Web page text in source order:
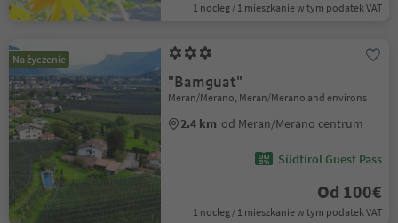
1 nocleg / 1 mieszkanie w tym podatek VAT
Na życzenie
"Bamguat"
Meran/Merano, Meran/Merano and environs
2.4 km od Meran/Merano centrum
Südtirol Guest Pass
Od 100€
1 nocleg / 1 mieszkanie w tym podatek VAT